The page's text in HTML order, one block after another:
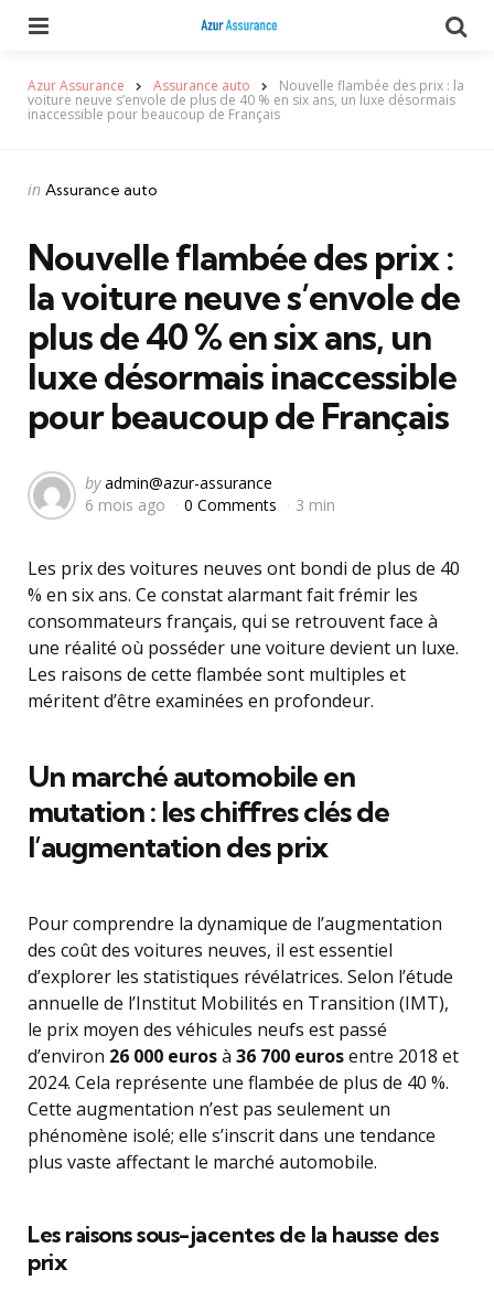
Azur Assurance Assurance auto Nouvelle flambée des prix : la
voiture neuve s’envole de plus de 40 % en six ans, un luxe désormais
inaccessible pour beaucoup de Français
Categories
Posted
in Assurance auto
Nouvelle flambée des prix :
la voiture neuve s’envole de
plus de 40 % en six ans, un
luxe désormais inaccessible
pour beaucoup de Français
Posted
by
by admin@azur-assurance
6 mois ago
0 Comments 3 min
Les prix des voitures neuves ont bondi de plus de 40
% en six ans. Ce constat alarmant fait frémir les
consommateurs français, qui se retrouvent face à
une réalité où posséder une voiture devient un luxe.
Les raisons de cette flambée sont multiples et
méritent d’être examinées en profondeur.
Un marché automobile en
mutation : les chiffres clés de
l’augmentation des prix
Pour comprendre la dynamique de l’augmentation
des coût des voitures neuves, il est essentiel
d’explorer les statistiques révélatrices. Selon l’étude
annuelle de l’Institut Mobilités en Transition (IMT),
le prix moyen des véhicules neufs est passé
d’environ 26 000 eurosà 36 700 eurosentre 2018 et
2024. Cela représente une flambée de plus de 40 %.
Cette augmentation n’est pas seulement un
phénomène isolé; elle s’inscrit dans une tendance
plus vaste affectant le marché automobile.
Les raisons sous-jacentes de la hausse des
prix